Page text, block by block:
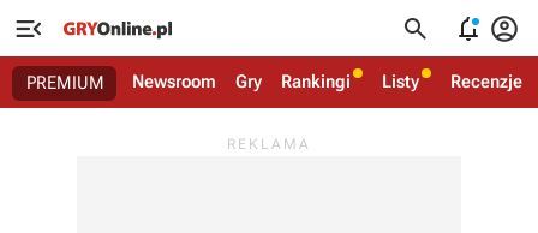
   
PREMIUM Newsroom Gry Rankingi Listy Recenzje